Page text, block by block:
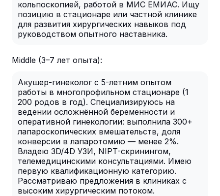
кольпоскопией, работой в МИС ЕМИАС. Ищу
позицию в стационаре или частной клинике
для развития хирургических навыков под
руководством опытного наставника.
Middle (3–7 лет опыта):
Акушер-гинеколог с 5-летним опытом
работы в многопрофильном стационаре (1
200 родов в год). Специализируюсь на
ведении осложнённой беременности и
оперативной гинекологии: выполнила 300+
лапароскопических вмешательств, доля
конверсии в лапаротомию — менее 2%.
Владею 3D/4D УЗИ, NIPT-скринингом,
телемедицинскими консультациями. Имею
первую квалификационную категорию.
Рассматриваю предложения в клиниках с
высоким хирургическим потоком.